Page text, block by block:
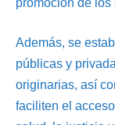
Además, se
públicas y
originarias, así
faciliten el